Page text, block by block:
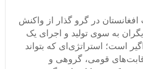
افغانستان در گرو گذار از واکنش
به سوی تولید و اجرای یک
است؛ استراتژی‌ای که بتواند
قومی، گروهی و